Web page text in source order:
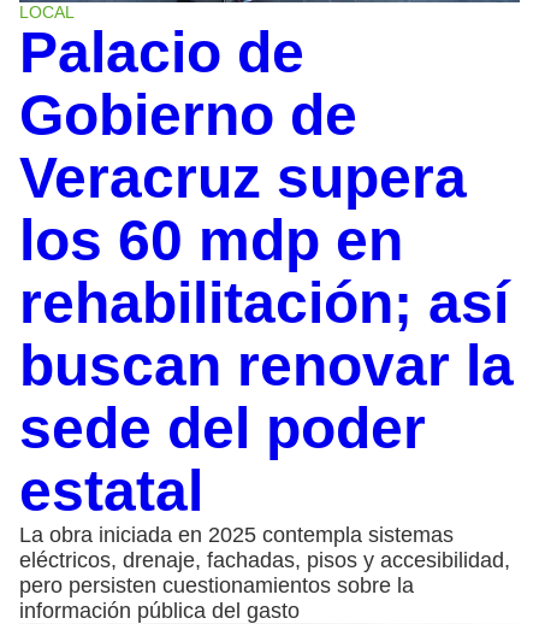
LOCAL
Palacio de
Gobierno de
Veracruz supera
los 60 mdp en
rehabilitación; así
buscan renovar la
sede del poder
estatal
La obra iniciada en 2025 contempla sistemas
eléctricos, drenaje, fachadas, pisos y accesibilidad,
pero persisten cuestionamientos sobre la
información pública del gasto